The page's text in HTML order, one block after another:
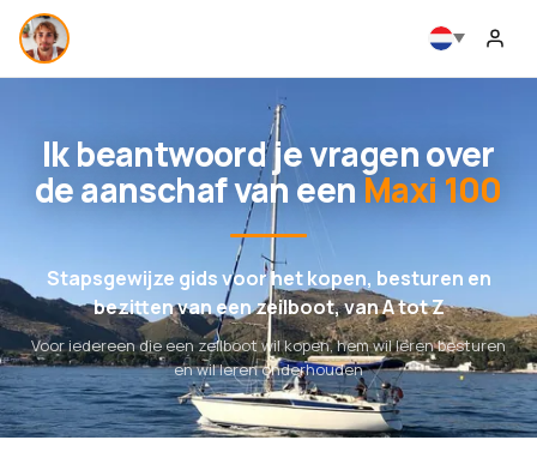
Ik beantwoord je vragen over
de aanschaf van eenMaxi 100
Stapsgewijze gids voor het kopen, besturen en
bezitten van een zeilboot, van A tot Z
Voor iedereen die een zeilboot wil kopen, hem wil leren besturen
en wil leren onderhouden